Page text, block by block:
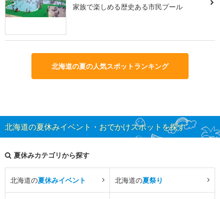
家族で楽しめる歴史ある市民プール
北海道の夏の人気スポットランキング
北海道の夏休みイベント・おでかけスポットを探す
夏休みカテゴリから探す
北海道の夏休みイベント 北海道の夏祭り